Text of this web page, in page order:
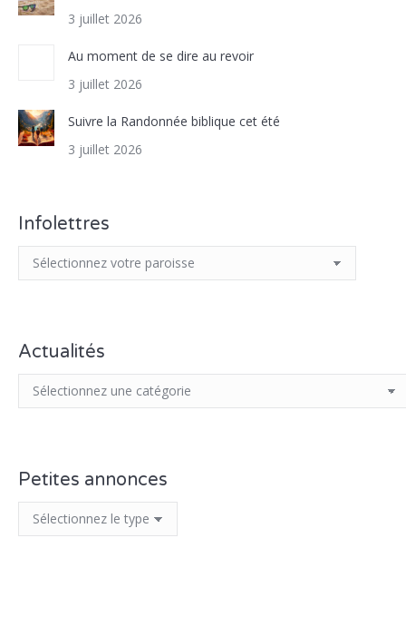
3 juillet 2026
Au moment de se dire au revoir
3 juillet 2026
Suivre la Randonnée biblique cet été
3 juillet 2026
Infolettres
Actualités
Petites annonces